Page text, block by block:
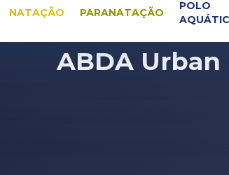
NATAÇÃO PARANATAÇÃO
POLO
ABDA Urban